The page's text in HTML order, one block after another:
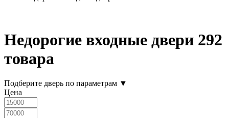
Недорогие входные двери 292
товара
Подберите дверь по параметрам ▼
Цена